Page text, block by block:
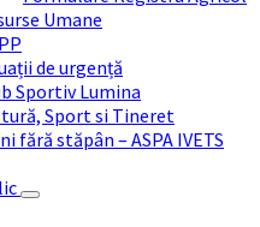
Umane
de urgență
Sportiv Lumina
Sport si Tineret
fără stăpân – ASPA IVETS